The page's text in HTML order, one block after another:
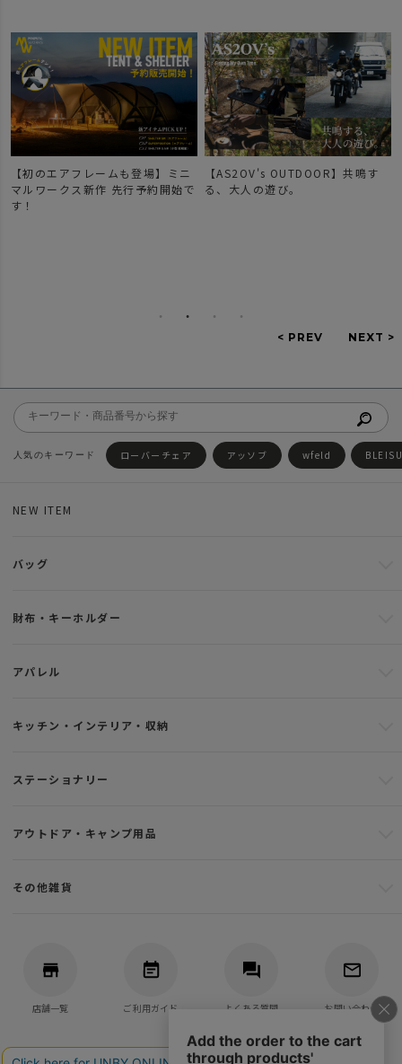
【初のエアフレームも登場】ミニ
マルワークス新作 先行予約開始で
す！
【AS2OV's OUTDOOR】共鳴す
る、大人の遊び。
ローバーチェア アッソブ wfeld
NEW ITEM
バッグ
財布・キーホルダー
アパレル
キッチン・インテリア・収納
ステーショナリー
アウトドア・キャンプ用品
その他雑貨
店舗一覧 ご利用ガイド よくある質問 お問い合わせ